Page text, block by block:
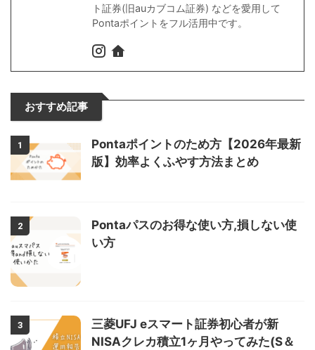
ト証券(旧auカブコム証券) などを愛用して
Pontaポイントをフル活用中です。
おすすめ記事
1
Pontaポイントのため方【2026年最新
版】効率よくふやす方法まとめ
2
Pontaパスのお得な使い方,損しない使
い方
3
三菱UFJ eスマート証券初心者が新
NISAクレカ積立1ヶ月やってみた(S＆